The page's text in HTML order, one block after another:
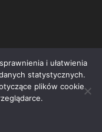
Spalarni | e-
i ułatwienia
statystycznych.
plików cookie